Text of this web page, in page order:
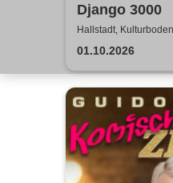
Django 3000
Hallstadt,
01.10.2026